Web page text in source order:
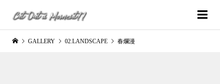
GALLERY 02.LANDSCAPE 春爛漫